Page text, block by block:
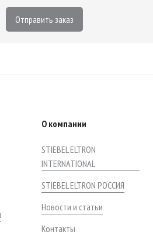
Отправить заказ
О компании
STIEBEL ELTRON
INTERNATIONAL
STIEBEL ELTRON РОССИЯ
Новости и статьи
Контакты